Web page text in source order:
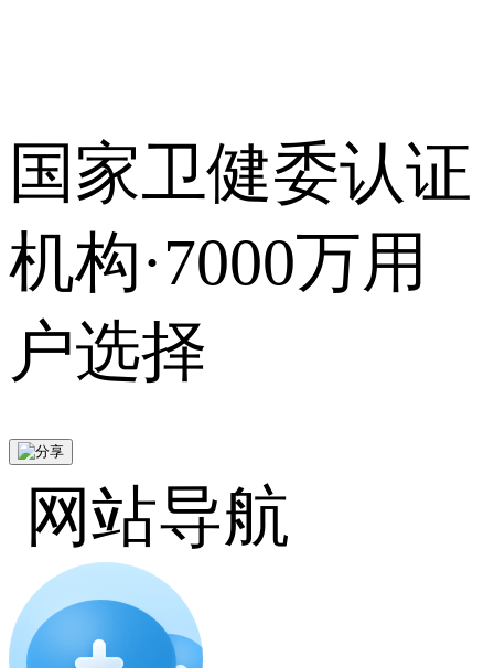
国家卫健委认证
机构·7000万用
户选择
网站导航